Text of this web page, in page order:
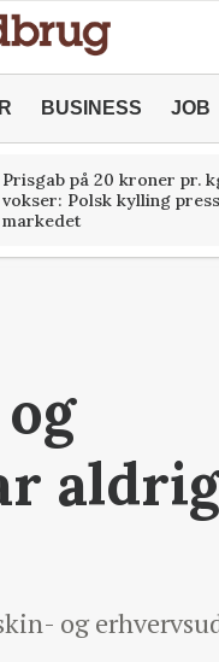
BUSINESS JOB
Prisgab på 20 kroner pr.
vokser: Polsk kylling
markedet
og